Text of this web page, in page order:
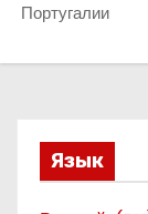
Португалии
Язык